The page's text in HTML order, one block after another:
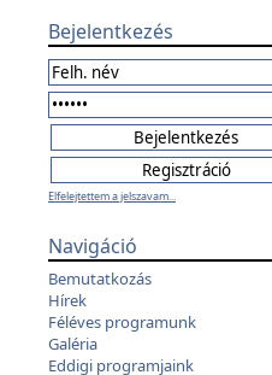
Bejelentkezés
Elfelejtettem a jelszavam...
Navigáció
Bemutatkozás
Hírek
Féléves programunk
Galéria
Eddigi programjaink